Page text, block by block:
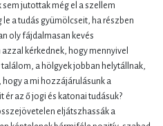
sem jutottak még el a szellem
a tudás gyümölcseit, ha részben
oly fájdalmasan kevés
kérkednek, hogy mennyivel
találom, a hölgyek jobban helytállnak,
a mi hozzájárulásunk a
ér az ő jogi és katonai tudásuk?
eljátszhassák a